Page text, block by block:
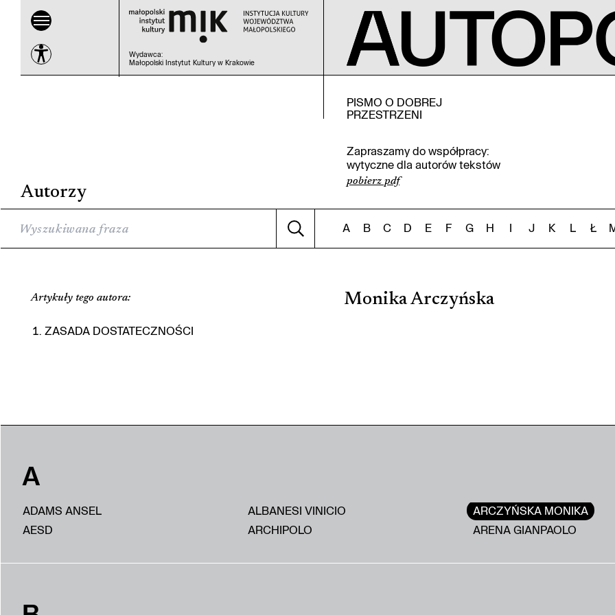
PISMO O DOBREJ
PRZESTRZENI
Wydawca:
Małopolski Instytut Kultury w Krakowie
Zapraszamy do współpracy:
wytyczne dla autorów tekstów
pobierz pdf
Autorzy
A B C D E F G H I J K L Ł
Monika Arczyńska
Artykuły tego autora:
ZASADA DOSTATECZNOŚCI
A
ADAMS ANSEL
AESD
ALBANESI VINICIO
ARCHIPOLO
ARCZYŃSKA MONIKA
ARENA GIANPAOLO